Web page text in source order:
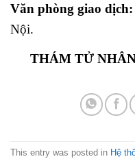
Văn phòng giao dịch:
Nội.
THÁM TỬ
This entry was posted in Hệ